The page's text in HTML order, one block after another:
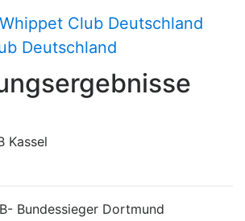
Deutschland
Kassel
Bundessieger Dortmund